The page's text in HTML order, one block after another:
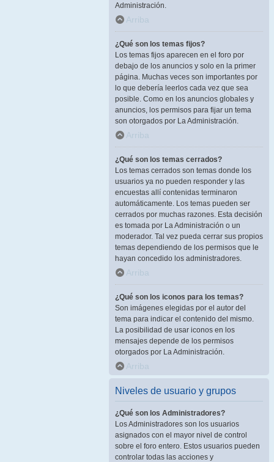
Administración.
Arriba
¿Qué son los temas fijos?
Los temas fijos aparecen en el foro por
debajo de los anuncios y solo en la primer
página. Muchas veces son importantes por
lo que debería leerlos cada vez que sea
posible. Como en los anuncios globales y
anuncios, los permisos para fijar un tema
son otorgados por La Administración.
Arriba
¿Qué son los temas cerrados?
Los temas cerrados son temas donde los
usuarios ya no pueden responder y las
encuestas allí contenidas terminaron
automáticamente. Los temas pueden ser
cerrados por muchas razones. Esta decisión
es tomada por La Administración o un
moderador. Tal vez pueda cerrar sus propios
temas dependiendo de los permisos que le
hayan concedido los administradores.
Arriba
¿Qué son los iconos para los temas?
Son imágenes elegidas por el autor del
tema para indicar el contenido del mismo.
La posibilidad de usar iconos en los
mensajes depende de los permisos
otorgados por La Administración.
Arriba
Niveles de usuario y grupos
¿Qué son los Administradores?
Los Administradores son los usuarios
asignados con el mayor nivel de control
sobre el foro entero. Estos usuarios pueden
controlar todas las acciones y